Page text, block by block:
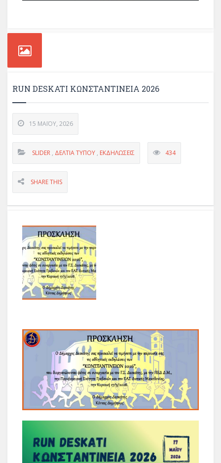
RUN DESKATI ΚΩΝΣΤΑΝΤΊΝΕΙΑ 2026
15 ΜΑΪ́ΟΥ, 2026
SLIDER , ΔΕΛΤΊΑ ΤΎΠΟΥ , ΕΚΔΗΛΏΣΕΙΣ 434
SHARE THIS